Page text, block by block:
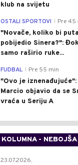
klub na svijetu
OSTALI SPORTOVI Pre 45
"Novače, koliko bi puta
pobijedio Sinera?":
samo raširio ruke...
FUDBAL Pre 55 min
"Ovo je iznenađujuće":
Marcio objavio da se
vraća u Seriju A
KOLUMNA -
23.07.2026.